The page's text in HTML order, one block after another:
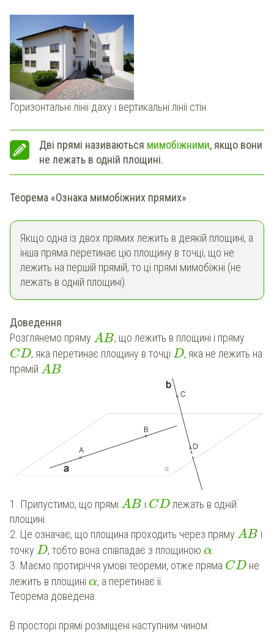
Горизонтальні лінії даху і вертикальні лінії стін
Дві прямі називаються мимобіжними, якщо вони
не лежать в одній площині.
Теорема «Ознака мимобіжних прямих»
Якщо одна із двох прямих лежить в деякій площині, а
інша пряма перетинає цю площину в точці, що не
лежить на першій прямій, то ці прямі мимобіжні (не
лежать в одній площині).
Доведення
Розглянемо пряму AB, що лежить в площині і пряму
CD, яка перетинає площину в точці D, яка не лежить на
прямій AB.
1. Припустимо, що прямі AB і CDлежать в одній
площині.
2. Це означає, що площина проходить через пряму AB і
точку D, тобто вона співпадає з площиноюα
3. Маємо протиріччя умові теореми, отже пряма CD не
лежить в площині α, а перетинає її.
Теорема доведена.
В просторі прямі розміщені наступним чином: